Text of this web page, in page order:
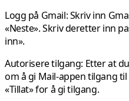
Logg på Gmail: Skrivinn
«Neste». Skriv deretter inn
inn».
Autorisere tilgang: Etter at
om å gi Mail-appen tilgang
«Tillat» for å gi tilgang.